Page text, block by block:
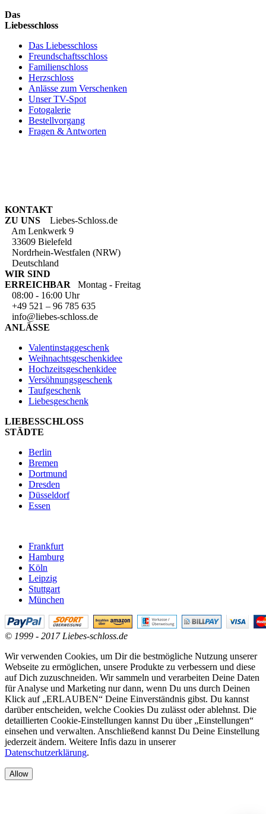
Das
Liebesschloss
Das Liebesschloss
Freundschaftsschloss
Familienschloss
Herzschloss
Anlässe zum Verschenken
Unser TV-Spot
Fotogalerie
Bestellvorgang
Fragen & Antworten
KONTAKT
ZU UNS
Liebes-Schloss.de
Am Lenkwerk 9
33609 Bielefeld
Nordrhein-Westfalen (NRW)
Deutschland
WIR SIND
ERREICHBAR
Montag - Freitag
08:00 - 16:00 Uhr
+49 521 – 96 785 635
info@liebes-schloss.de
ANLÄSSE
Valentinstaggeschenk
Weihnachtsgeschenkidee
Hochzeitsgeschenkidee
Versöhnungsgeschenk
Taufgeschenk
Liebesgeschenk
LIEBESSCHLOSS
STÄDTE
Berlin
Bremen
Dortmund
Dresden
Düsseldorf
Essen
Frankfurt
Hamburg
Köln
Leipzig
Stuttgart
München
© 1999 - 2017 Liebes-schloss.de
Wir verwenden Cookies, um Dir die bestmögliche Nutzung unserer
Webseite zu ermöglichen, unsere Produkte zu verbessern und diese
auf Dich zuzuschneiden. Wir sammeln und verarbeiten Deine Daten
für Analyse und Marketing nur dann, wenn Du uns durch Deinen
Klick auf „ERLAUBEN“ Deine Einverständnis gibst. Du kannst
darüber entscheiden, welche Cookies Du zulässt oder ablehnst. Die
detaillierten Cookie-Einstellungen kannst Du über „Einstellungen“
einsehen und verwalten. Anschließend kannst Du Deine Einstellung
jederzeit ändern. Weitere Infis dazu in unserer
Datenschutzerklärung.
Allow